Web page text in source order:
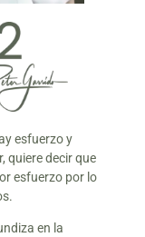
esfuerzo y
quiere decir que
esfuerzo por lo
en la